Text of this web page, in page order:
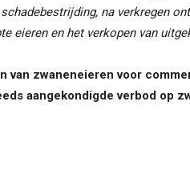
na verkregen
eieren en het verkopen van
van zwaneneieren voor
aangekondigde verbod op